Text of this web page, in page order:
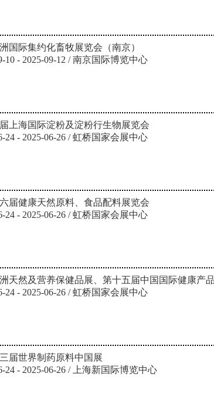
国际集约化畜牧展览会（南京）
10 - 2025-09-12 / 南京国际博览中心
上海国际淀粉及淀粉行生物展览会
24 - 2025-06-26 / 虹桥国家会展中心
届健康天然原料、食品配料展览会
24 - 2025-06-26 / 虹桥国家会展中心
天然及营养保健品展、第十五届中国国际健康产
24 - 2025-06-26 / 虹桥国家会展中心
届世界制药原料中国展
24 - 2025-06-26 / 上海新国际博览中心